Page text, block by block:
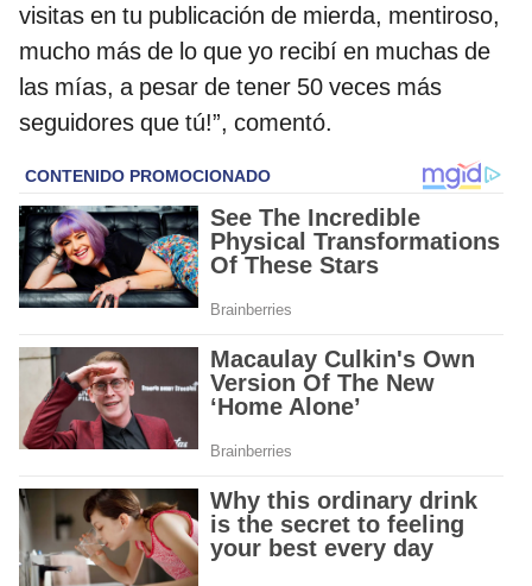
visitas en tu publicación de mierda, mentiroso,
mucho más de lo que yo recibí en muchas de
las mías, a pesar de tener 50 veces más
seguidores que tú!”, comentó.